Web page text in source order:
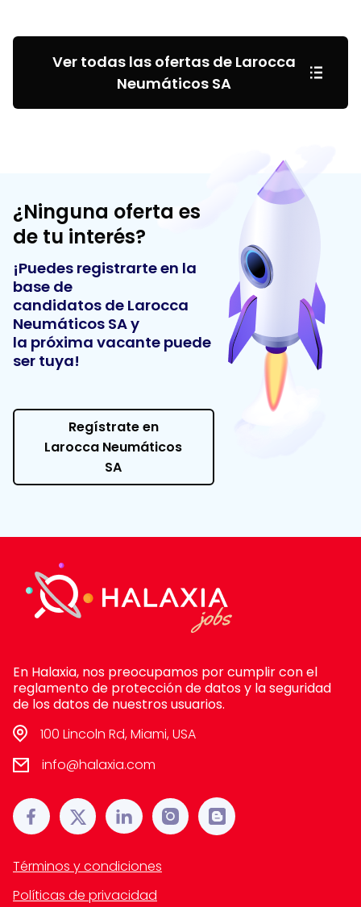
Ver todas las ofertas de Larocca
Neumáticos SA
¿Ninguna oferta es
de tu interés?
¡Puedes registrarte en la
base de
candidatos de Larocca
Neumáticos SAy
la próxima vacante puede
ser tuya!
Regístrate en
Larocca Neumáticos
SA
En Halaxia, nos preocupamos por cumplir con el
reglamento de protección de datos y la seguridad
de los datos de nuestros usuarios.
100 Lincoln Rd, Miami, USA
info@halaxia.com
Términos y condiciones
Políticas de privacidad